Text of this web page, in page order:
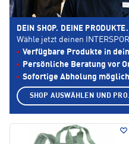
DEIN SHOP. DEINE PRODUKTE.
Wähle jetzt deinen
Verfügbare Produkte in
Persönliche Beratung vor
Sofortige Abholung möglich
SHOP